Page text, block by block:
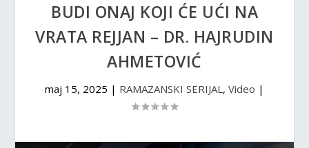
BUDI ONAJ KOJI ĆE UĆI NA
VRATA REJJAN – DR. HAJRUDIN
AHMETOVIĆ
maj 15, 2025 | RAMAZANSKI SERIJAL, Video |